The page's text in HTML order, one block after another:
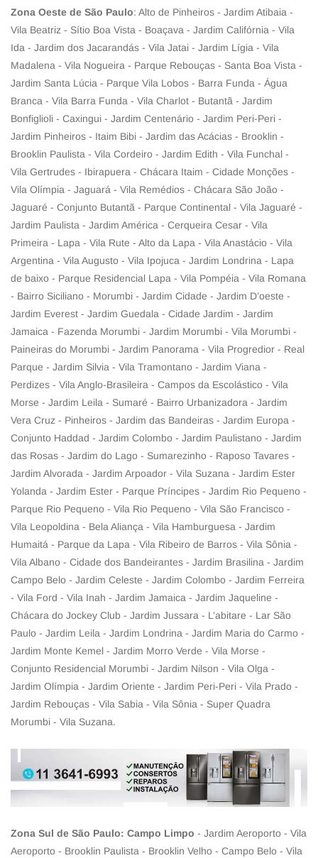
Zona Oeste de São Paulo: Alto de Pinheiros - Jardim Atibaia -
Vila Beatriz - Sítio Boa Vista - Boaçava - Jardim Califórnia - Vila
Ida - Jardim dos Jacarandás - Vila Jatai - Jardim Lígia - Vila
Madalena - Vila Nogueira - Parque Rebouças - Santa Boa Vista -
Jardim Santa Lúcia - Parque Vila Lobos - Barra Funda - Água
Branca - Vila Barra Funda - Vila Charlot - Butantã - Jardim
Bonfiglioli - Caxingui - Jardim Centenário - Jardim Peri-Peri -
Jardim Pinheiros - Itaim Bibi - Jardim das Acácias - Brooklin -
Brooklin Paulista - Vila Cordeiro - Jardim Edith - Vila Funchal -
Vila Gertrudes - Ibirapuera - Chácara Itaim - Cidade Monções -
Vila Olímpia - Jaguará - Vila Remédios - Chácara São João -
Jaguaré - Conjunto Butantã - Parque Continental - Vila Jaguaré -
Jardim Paulista - Jardim América - Cerqueira Cesar - Vila
Primeira - Lapa - Vila Rute - Alto da Lapa - Vila Anastácio - Vila
Argentina - Vila Augusto - Vila Ipojuca - Jardim Londrina - Lapa
de baixo - Parque Residencial Lapa - Vila Pompéia - Vila Romana
- Bairro Siciliano - Morumbi - Jardim Cidade - Jardim D’oeste -
Jardim Everest - Jardim Guedala - Cidade Jardim - Jardim
Jamaica - Fazenda Morumbi - Jardim Morumbi - Vila Morumbi -
Paineiras do Morumbi - Jardim Panorama - Vila Progredior - Real
Parque - Jardim Silvia - Vila Tramontano - Jardim Viana -
Perdizes - Vila Anglo-Brasileira - Campos da Escolástico - Vila
Morse - Jardim Leila - Sumaré - Bairro Urbanizadora - Jardim
Vera Cruz - Pinheiros - Jardim das Bandeiras - Jardim Europa -
Conjunto Haddad - Jardim Colombo - Jardim Paulistano - Jardim
das Rosas - Jardim do Lago - Sumarezinho - Raposo Tavares -
Jardim Alvorada - Jardim Arpoador - Vila Suzana - Jardim Ester
Yolanda - Jardim Ester - Parque Príncipes - Jardim Rio Pequeno -
Parque Rio Pequeno - Vila Rio Pequeno - Vila São Francisco -
Vila Leopoldina - Bela Aliança - Vila Hamburguesa - Jardim
Humaitá - Parque da Lapa - Vila Ribeiro de Barros - Vila Sônia -
Vila Albano - Cidade dos Bandeirantes - Jardim Brasilina - Jardim
Campo Belo - Jardim Celeste - Jardim Colombo - Jardim Ferreira
- Vila Ford - Vila Inah - Jardim Jamaica - Jardim Jaqueline -
Chácara do Jockey Club - Jardim Jussara - L’abitare - Lar São
Paulo - Jardim Leila - Jardim Londrina - Jardim Maria do Carmo -
Jardim Monte Kemel - Jardim Morro Verde - Vila Morse -
Conjunto Residencial Morumbi - Jardim Nilson - Vila Olga -
Jardim Olímpia - Jardim Oriente - Jardim Peri-Peri - Vila Prado -
Jardim Rebouças - Vila Sabia - Vila Sônia - Super Quadra
Morumbi - Vila Suzana.
Zona Sul de São Paulo: Campo Limpo - Jardim Aeroporto - Vila
Aeroporto - Brooklin Paulista - Brooklin Velho - Campo Belo - Vila